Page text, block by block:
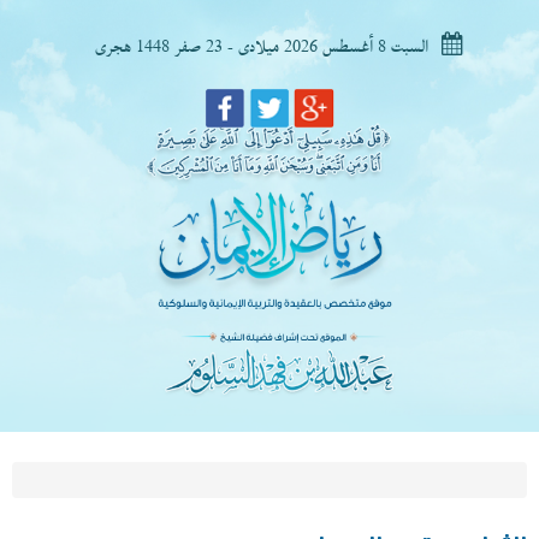
السبت 8 أغسطس 2026 ميلادى - 23 صفر 1448 هجرى